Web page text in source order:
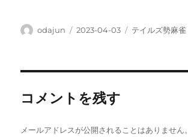
投
odajun
投
2023-04-03
カ
テイルズ勢麻雀
コメントを残す
メールアドレスが公開されることはありません。